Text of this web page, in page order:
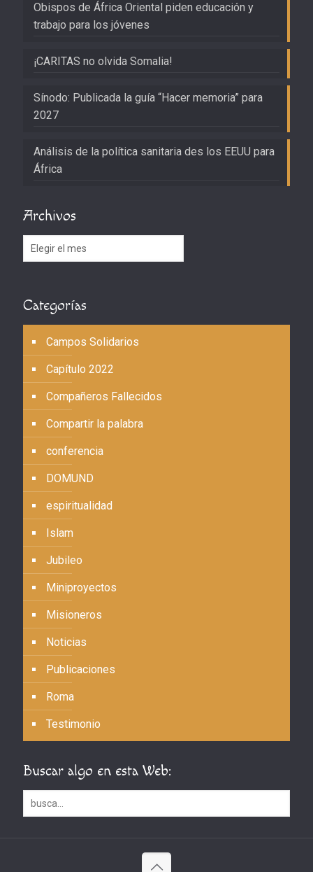
Obispos de África Oriental piden educación y
trabajo para los jóvenes
¡CARITAS no olvida Somalia!
Sínodo: Publicada la guía “Hacer memoria” para
2027
Análisis de la política sanitaria des los EEUU para
África
Archivos
Archivos
Categorías
Campos Solidarios
Capítulo 2022
Compañeros Fallecidos
Compartir la palabra
conferencia
DOMUND
espiritualidad
Islam
Jubileo
Miniproyectos
Misioneros
Noticias
Publicaciones
Roma
Testimonio
Buscar algo en esta Web: